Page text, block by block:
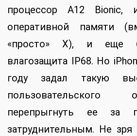
процессор A12 Bionic,
оперативной памяти
«просто» X), и еще
влагозащита IP68. Но
году задал такую
перепрыгнуть ее за
затруднительным. Не